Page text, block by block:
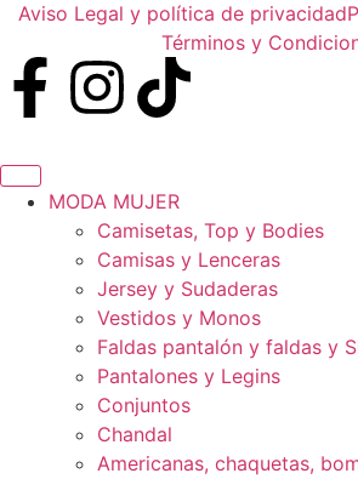
Aviso Legal y política de privacidad
Términos y
MODA MUJER
Camisetas, Top y Bodies
Camisas y Lenceras
Jersey y Sudaderas
Vestidos y Monos
Faldas pantalón y faldas y
Pantalones y Legins
Conjuntos
Chandal
Americanas, chaquetas,